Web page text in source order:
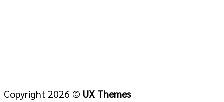
Copyright 2026 © UX Themes